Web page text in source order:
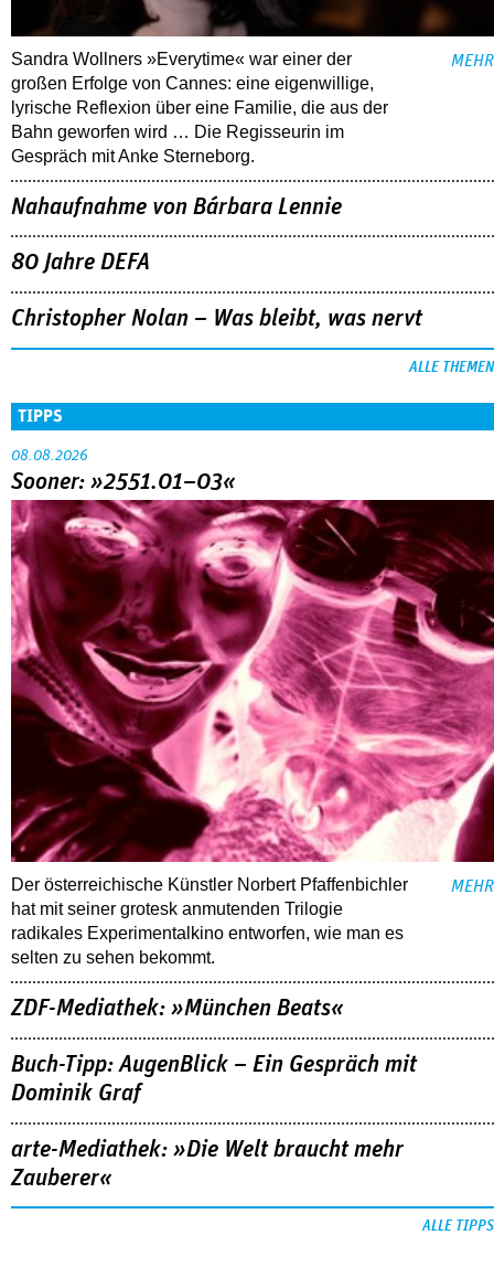
Sandra Wollners »Everytime« war einer der
großen Erfolge von Cannes: eine eigenwillige,
lyrische Reflexion über eine ­Familie, die aus der
Bahn geworfen wird … Die Regisseurin im
Gespräch mit Anke Sterneborg.
MEHR
Nahaufnahme von Bárbara Lennie
80 Jahre DEFA
Christopher Nolan – Was bleibt, was nervt
ALLE THEMEN
TIPPS
08.08.2026
Sooner: »2551.01–03«
Der österreichische Künstler Norbert Pfaffenbichler
hat mit seiner grotesk anmutenden Trilogie
radikales Experimentalkino entworfen, wie man es
selten zu sehen bekommt.
MEHR
ZDF-Mediathek: »München Beats«
Buch-Tipp: AugenBlick – Ein Gespräch mit
Dominik Graf
arte-Mediathek: »Die Welt braucht mehr
Zauberer«
ALLE TIPPS